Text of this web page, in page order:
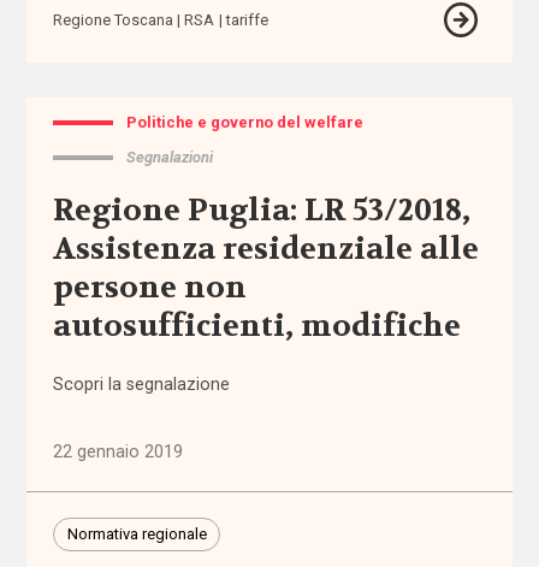
affordability
place
AgID
sociale
Alleanza
contro
la
povertà
Regione Toscana RSA tariffe
Politiche e governo del welfare
Segnalazioni
Regione Puglia: LR 53/2018,
Assistenza residenziale alle
persone non
autosufficienti, modifiche
Scopri la segnalazione
22 gennaio 2019
Normativa regionale